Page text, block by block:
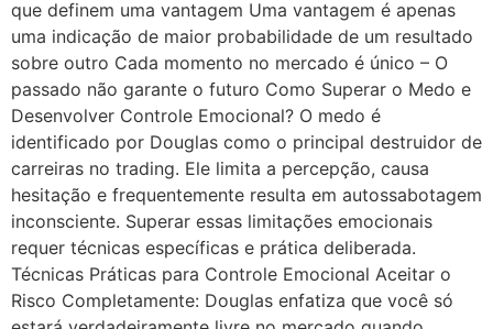
que definem uma vantagem Uma vantagem é apenas
uma indicação de maior probabilidade de um resultado
sobre outro Cada momento no mercado é único – O
passado não garante o futuro Como Superar o Medo e
Desenvolver Controle Emocional? O medo é
identificado por Douglas como o principal destruidor de
carreiras no trading. Ele limita a percepção, causa
hesitação e frequentemente resulta em autossabotagem
inconsciente. Superar essas limitações emocionais
requer técnicas específicas e prática deliberada.
Técnicas Práticas para Controle Emocional Aceitar o
Risco Completamente: Douglas enfatiza que você só